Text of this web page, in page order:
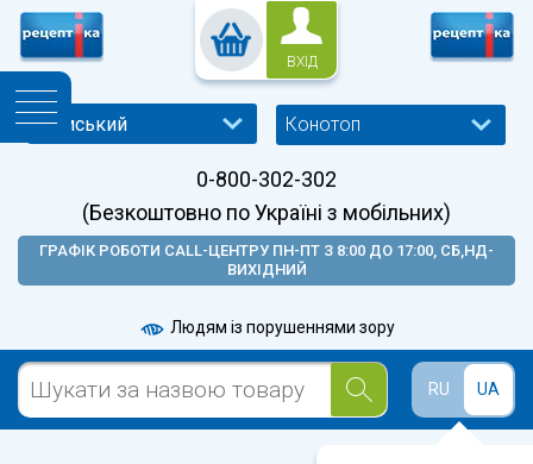
ВХІД
Конотоп
0-800-302-302
(Безкоштовно по Україні з мобільних)
ГРАФІК РОБОТИ CALL-ЦЕНТРУ ПН-ПТ З 8:00 ДО 17:00, СБ,НД-
ВИХІДНИЙ
Людям із порушеннями зору
RU UA